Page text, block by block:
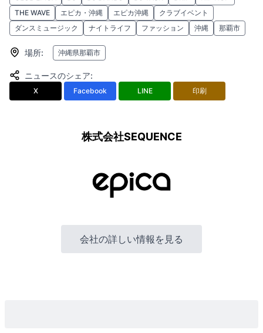
THE WAVE
エピカ・沖縄 エピカ沖縄
クラブイベント
ダンスミュージック
ナイトライフ ファッション 沖縄 那覇市
場所: 沖縄県那覇市
ニュースのシェア:
X Facebook LINE 印刷
株式会社SEQUENCE
会社の詳しい情報を見る